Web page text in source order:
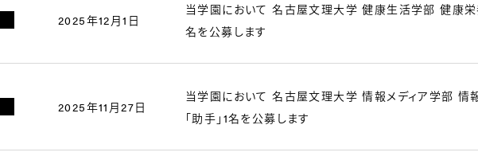
2025年12月1日
当学園において 名古屋文理大学 健康生活学部 健康栄
名を公募します
2025年11月27日
当学園において 名古屋文理大学 情報メディア学部 情
「助手」1名を公募します